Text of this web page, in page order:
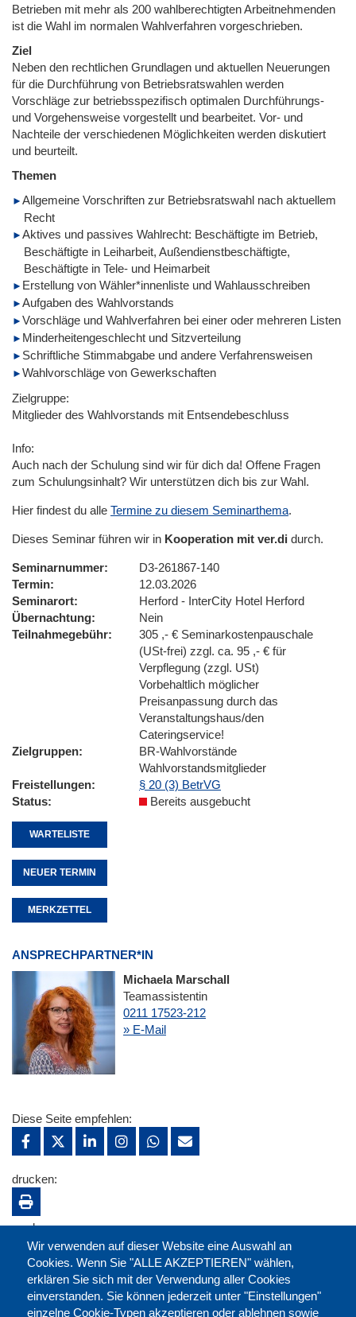
Betrieben mit mehr als 200 wahlberechtigten Arbeitnehmenden
ist die Wahl im normalen Wahlverfahren vorgeschrieben.
Ziel
Neben den rechtlichen Grundlagen und aktuellen Neuerungen
für die Durchführung von Betriebsratswahlen werden
Vorschläge zur betriebsspezifisch optimalen Durchführungs-
und Vorgehensweise vorgestellt und bearbeitet. Vor- und
Nachteile der verschiedenen Möglichkeiten werden diskutiert
und beurteilt.
Themen
Allgemeine Vorschriften zur Betriebsratswahl nach aktuellem
Recht
Aktives und passives Wahlrecht: Beschäftigte im Betrieb,
Beschäftigte in Leiharbeit, Außendienstbeschäftigte,
Beschäftigte in Tele- und Heimarbeit
Erstellung von Wähler*innenliste und Wahlausschreiben
Aufgaben des Wahlvorstands
Vorschläge und Wahlverfahren bei einer oder mehreren Listen
Minderheitengeschlecht und Sitzverteilung
Schriftliche Stimmabgabe und andere Verfahrensweisen
Wahlvorschläge von Gewerkschaften
Zielgruppe:
Mitglieder des Wahlvorstands mit Entsendebeschluss
Info:
Auch nach der Schulung sind wir für dich da! Offene Fragen
zum Schulungsinhalt? Wir unterstützen dich bis zur Wahl.
Hier findest du alle Termine zu diesem Seminarthema.
Dieses Seminar führen wir in Kooperation mit ver.di durch.
Seminarnummer
D3-261867-140
Termin
12.03.2026
Seminarort
Herford - InterCity Hotel Herford
Übernachtung
Nein
Teilnahmegebühr
305 ,- € Seminarkostenpauschale
(USt-frei) zzgl. ca. 95 ,- € für
Verpflegung (zzgl. USt)
Vorbehaltlich möglicher
Preisanpassung durch das
Veranstaltungshaus/den
Cateringservice!
Zielgruppen
BR-Wahlvorstände
Wahlvorstandsmitglieder
Freistellungen
§ 20 (3) BetrVG
Status
Bereits ausgebucht
WARTELISTE
NEUER TERMIN
MERKZETTEL
ANSPRECHPARTNER*IN
Michaela Marschall
Teamassistentin
0211 17523-212
» E-Mail
Wir verwenden auf dieser Website eine Auswahl an
Cookies. Wenn Sie "ALLE AKZEPTIEREN" wählen,
erklären Sie sich mit der Verwendung aller Cookies
einverstanden. Sie können jederzeit unter "Einstellungen"
einzelne Cookie-Typen akzeptieren oder ablehnen sowie
Diese Seite empfehlen:
drucken:
merken: